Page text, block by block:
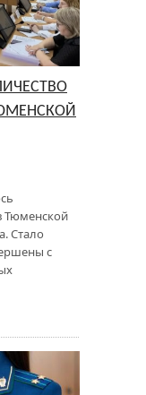
Тюменской
Стало
с